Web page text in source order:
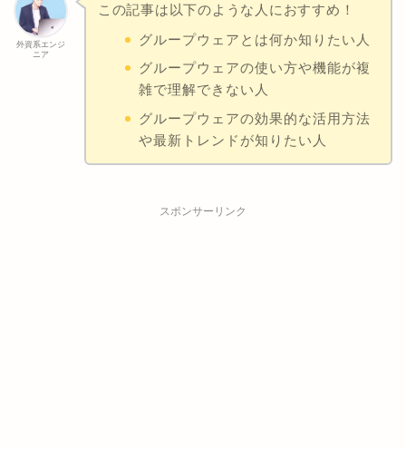
外資系エンジ
ニア
この記事は以下のような人におすすめ！
グループウェアとは何か知りたい人
グループウェアの使い方や機能が複
雑で理解できない人
グループウェアの効果的な活用方法
や最新トレンドが知りたい人
スポンサーリンク